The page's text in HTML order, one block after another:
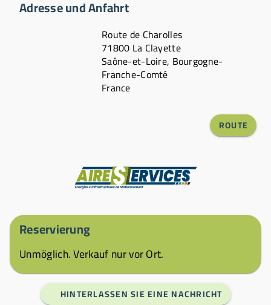
Adresse und Anfahrt
Route de Charolles
71800 La Clayette
Saône-et-Loire, Bourgogne-
Franche-Comté
France
ROUTE
Reservierung
Unmöglich. Verkauf nur vor Ort.
HINTERLASSEN SIE EINE NACHRICHT